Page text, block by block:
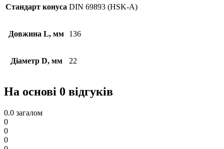
Стандарт конуса DIN 69893 (HSK-A)
Довжина L, мм 136
Діаметр D, мм 22
На основі 0 відгуків
0.0 загалом
0
0
0